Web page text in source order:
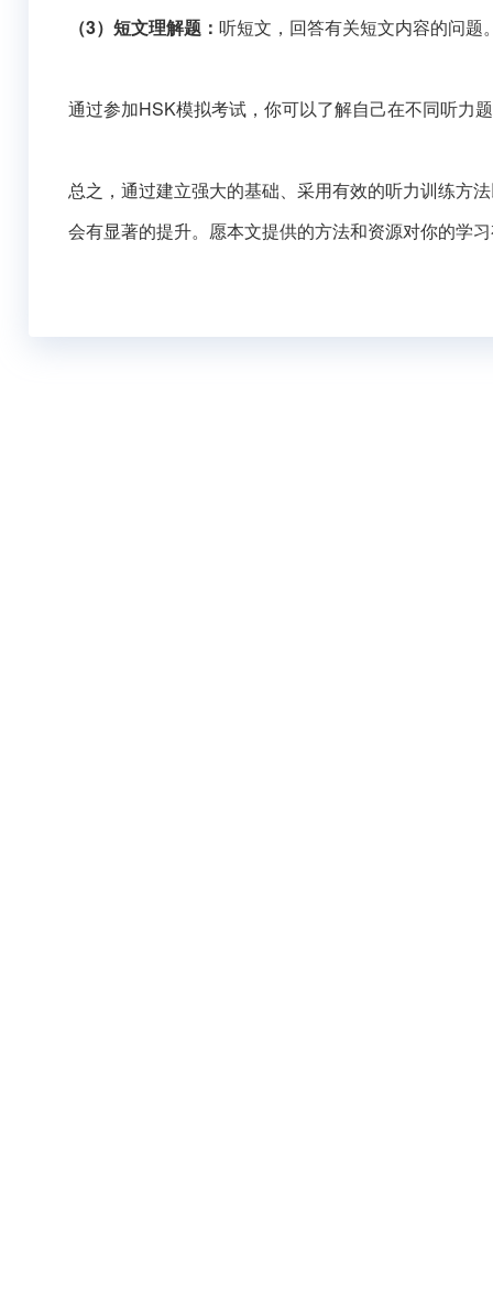
（3）短文理解题： 听短文，回答有关短文内容的问题
通过参加HSK模拟考试，你可以了解自己在不同听力
总之，通过建立强大的基础、采用有效的听力训练方
会有显著的提升。愿本文提供的方法和资源对你的学